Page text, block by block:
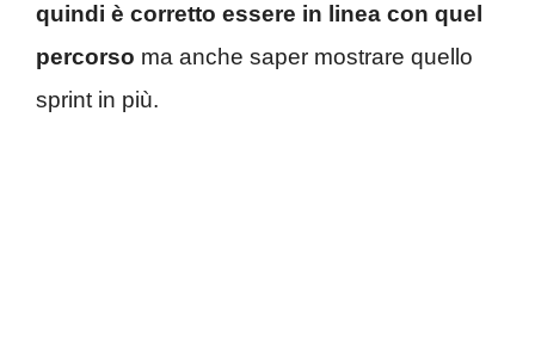
quindi è corretto essere in linea con quel
percorso ma anche saper mostrare quello
sprint in più.